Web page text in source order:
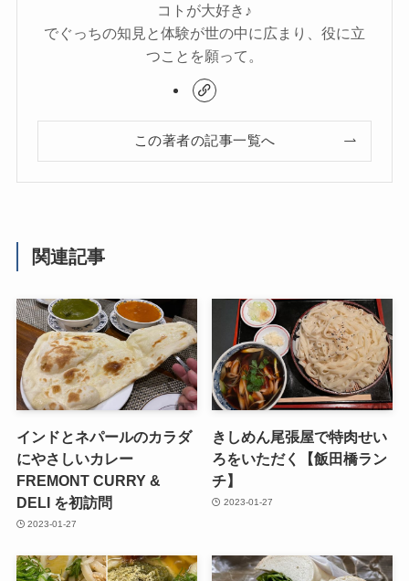
コトが大好き♪
でぐっちの知見と体験が世の中に広まり、役に立
つことを願って。
この著者の記事一覧へ
関連記事
インドとネパールのカラダ
にやさしいカレー
FREMONT CURRY &
DELI を初訪問
2023-01-27
きしめん尾張屋で特肉せい
ろをいただく【飯田橋ラン
チ】
2023-01-27